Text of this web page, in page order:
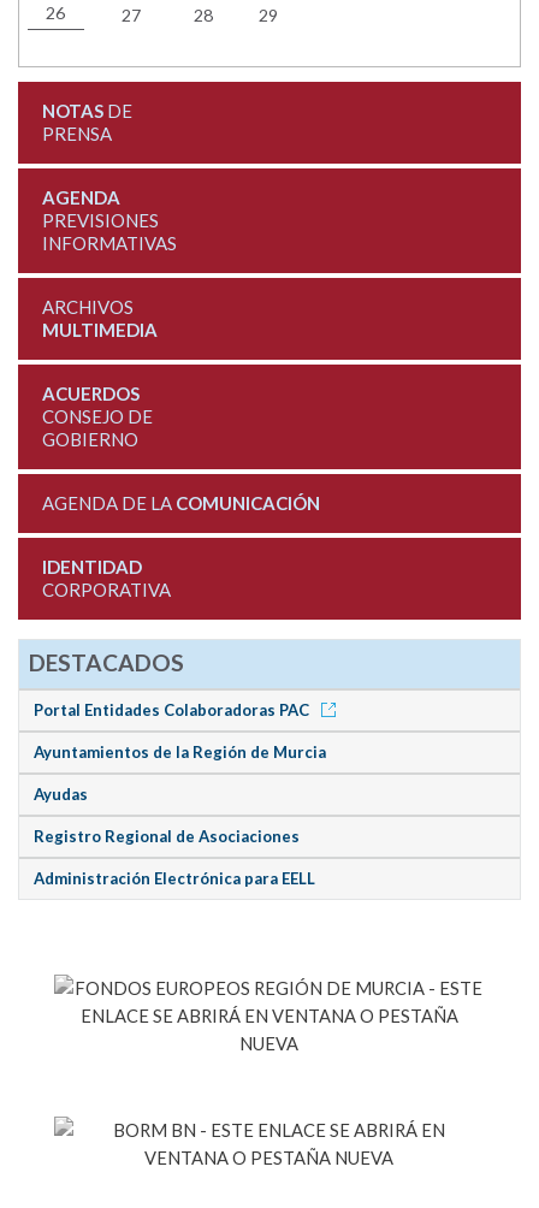
26 27 28 29
NOTASDE
PRENSA
AGENDA
PREVISIONES
INFORMATIVAS
ARCHIVOS
MULTIMEDIA
ACUERDOS
CONSEJO DE
GOBIERNO
AGENDA DE LA COMUNICACIÓN
IDENTIDAD
CORPORATIVA
DESTACADOS
Portal Entidades Colaboradoras PAC
Ayuntamientos de la Región de Murcia
Ayudas
Registro Regional de Asociaciones
Administración Electrónica para EELL